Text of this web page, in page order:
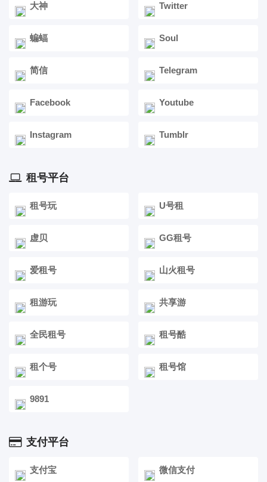
大神 Twitter
蝙蝠 Soul
简信 Telegram
Facebook Youtube
Instagram Tumblr
租号平台
租号玩 U号租
虚贝 GG租号
爱租号 山火租号
租游玩 共享游
全民租号 租号酷
租个号 租号馆
9891
支付平台
支付宝 微信支付